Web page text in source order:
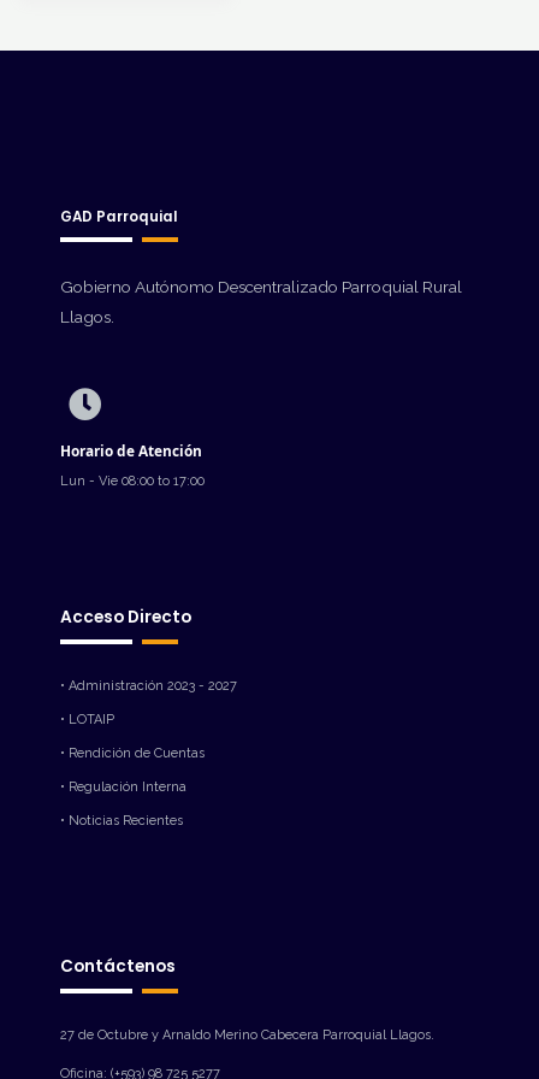
GAD Parroquial
Gobierno Autónomo Descentralizado Parroquial Rural
Llagos.
Horario de Atención
Lun - Vie 08:00 to 17:00
Acceso Directo
• Administración 2023 - 2027
• LOTAIP
• Rendición de Cuentas
• Regulación Interna
• Noticias Recientes
Contáctenos
27 de Octubre y Arnaldo Merino Cabecera Parroquial Llagos.
Oficina: (+593) 98 725 5277